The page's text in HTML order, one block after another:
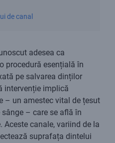
de canal
adesea ca
procedură esențială în
pe salvarea dinților
intervenție implică
– un amestec vital de țesut
– care se află în
Aceste canale, variind de la
suprafața dintelui